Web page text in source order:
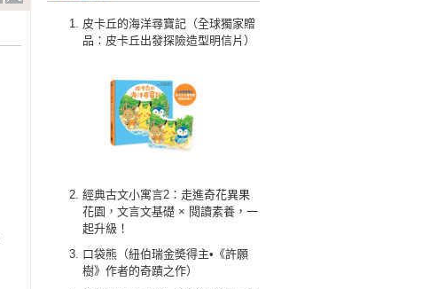
皮卡丘的海洋尋寶記（全球獨家贈
品：皮卡丘出發探險造型明信片）
經典古文小寓言2：走進奇花異果
花園，文言文基礎 × 閱讀素養，一
起升級！
口袋熊（紐伯瑞金奬得主•《許願
樹》作者的奇蹟之作）